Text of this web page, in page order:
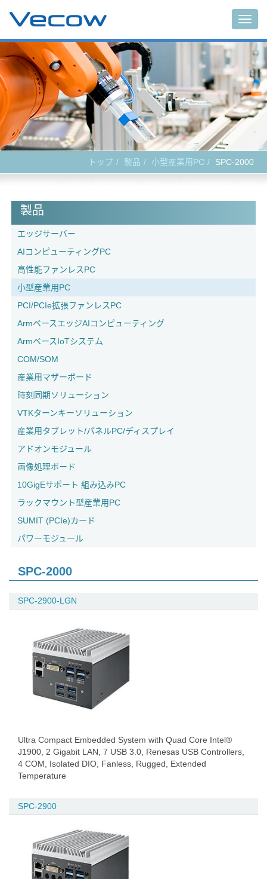
トップ 製品 小型産業用PC SPC-2000
製品
エッジサーバー
AIコンピューティングPC
高性能ファンレスPC
小型産業用PC
PCI/PCIe拡張ファンレスPC
ArmベースエッジAIコンピューティング
ArmベースIoTシステム
COM/SOM
産業用マザーボード
時刻同期ソリューション
VTKターンキーソリューション
産業用タブレット/パネルPC/ディスプレイ
アドオンモジュール
画像処理ボード
10GigEサポート 組み込みPC
ラックマウント型産業用PC
SUMIT (PCIe)カード
パワーモジュール
SPC-2000
SPC-2900-LGN
Ultra Compact Embedded System with Quad Core Intel®
J1900, 2 Gigabit LAN, 7 USB 3.0, Renesas USB Controllers,
4 COM, Isolated DIO, Fanless, Rugged, Extended
Temperature
SPC-2900